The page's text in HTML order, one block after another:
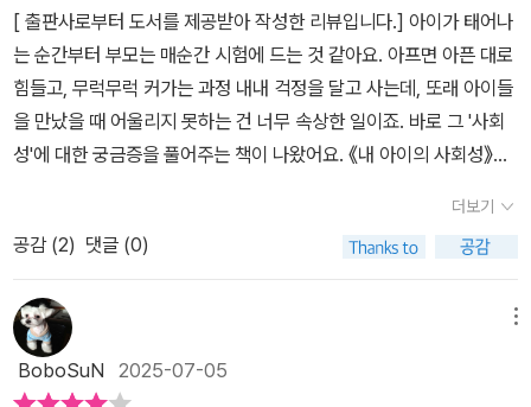
[ 출판사로부터 도서를 제공받아 작성한 리뷰입니다.] 아이가 태어나
는 순간부터 부모는 매순간 시험에 드는 것 같아요. 아프면 아픈 대로
힘들고, 무럭무럭 커가는 과정 내내 걱정을 달고 사는데, 또래 아이들
을 만났을 때 어울리지 못하는 건 너무 속상한 일이죠. 바로 그 '사회
성'에 대한 궁금증을 풀어주는 책이 나왔어요. 《내 아이의 사회성》은
넘는 교육 현장 경험과 이론을 접목하여 부모들이 알아야 할 '내 아이
의 사회성'에 대한 모든 것을 알려주고 있어요. 우선 사회성이란 무엇
인가, 우리는 흔히 타인과의 원만한 인간관계를 맺고 잘 어울리는 능
력이라고 여기는데 그보다 더 복합적인 역량이라는 거예요. 저자가
정의한 사회성은, '자기 자신을 이해하고 표현하며, 타인의 감정을 공
감하고 배려하고, 상황에 맞는 행동을 선택하고, 갈등을 조율하고 협
더보기
공감 (2) 댓글 (0)
BoboSuN 2025-07-05